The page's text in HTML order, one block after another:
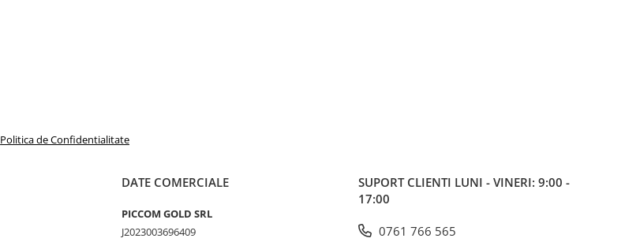
Politica de Confidentialitate
DATE COMERCIALE
PICCOM GOLD SRL
J2023003696409
SUPORT CLIENTI LUNI - VINERI: 9:00 -
17:00
0761 766 565